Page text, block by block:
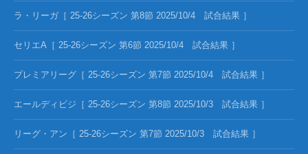
ラ・リーガ［ 25-26シーズン 第8節 2025/10/4 試合結果 ］
セリエA［ 25-26シーズン 第6節 2025/10/4 試合結果 ］
プレミアリーグ［ 25-26シーズン 第7節 2025/10/4 試合結果 ］
エールディビジ［ 25-26シーズン 第8節 2025/10/3 試合結果 ］
リーグ・アン［ 25-26シーズン 第7節 2025/10/3 試合結果 ］